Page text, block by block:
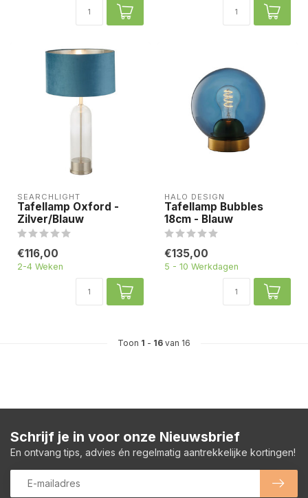
SEARCHLIGHT
Tafellamp Oxford -
Zilver/Blauw
€116,00
2-4 Weken
HALO DESIGN
Tafellamp Bubbles
18cm - Blauw
€135,00
5 - 10 Werkdagen
Toon 1 - 16 van 16
Schrijf je in voor onze Nieuwsbrief
En ontvang tips, advies én regelmatig aantrekkelijke kortingen!